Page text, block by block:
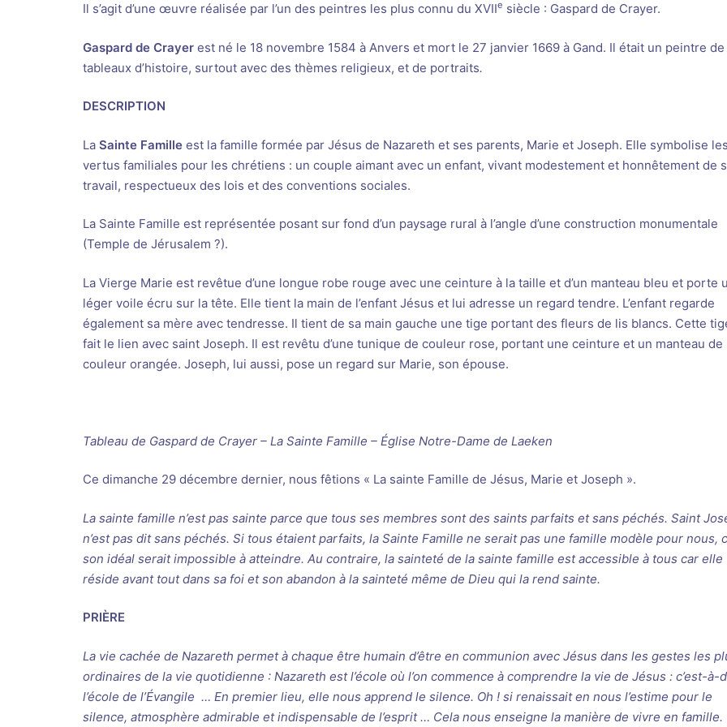
Il s’agit d’une œuvre réalisée par l’un des peintres les plus connu du XVIIe siècle : Gaspard de Crayer.
Gaspard de Crayer est né le 18 novembre 1584 à Anvers et mort le 27 janvier 1669 à Gand. Il était un peintre de
tableaux d’histoire, surtout avec des thèmes religieux, et de portraits.
DESCRIPTION
La Sainte Famille est la famille formée par Jésus de Nazareth et ses parents, Marie et Joseph. Elle symbolise les
vertus familiales pour les chrétiens : un couple aimant avec un enfant, vivant modestement et honnêtement de
travail, respectueux des lois et des conventions sociales.
La Sainte Famille est représentée posant sur fond d’un paysage rural à l’angle d’une construction monumentale
(Temple de Jérusalem ?).
La Vierge Marie est revêtue d’une longue robe rouge avec une ceinture à la taille et d’un manteau bleu et porte
léger voile écru sur la tête. Elle tient la main de l’enfant Jésus et lui adresse un regard tendre. L’enfant regarde
également sa mère avec tendresse. Il tient de sa main gauche une tige portant des fleurs de lis blancs. Cette
fait le lien avec saint Joseph. Il est revêtu d’une tunique de couleur rose, portant une ceinture et un manteau de
couleur orangée. Joseph, lui aussi, pose un regard sur Marie, son épouse.
Tableau de Gaspard de Crayer – La Sainte Famille – Église Notre-Dame de Laeken
Ce dimanche 29 décembre dernier, nous fêtions « La sainte Famille de Jésus, Marie et Joseph ».
La sainte famille n’est pas sainte parce que tous ses membres sont des saints parfaits et sans péchés. Saint
n’est pas dit sans péchés. Si tous étaient parfaits, la Sainte Famille ne serait pas une famille modèle pour nous,
son idéal serait impossible à atteindre. Au contraire, la sainteté de la sainte famille est accessible à tous car elle
réside avant tout dans sa foi et son abandon à la sainteté même de Dieu qui la rend sainte.
PRIÈRE
La vie cachée de Nazareth permet à chaque être humain d’être en communion avec Jésus dans les gestes les
ordinaires de la vie quotidienne : Nazareth est l’école où l’on commence à comprendre la vie de Jésus : c’est-à-
l’école de l’Évangile … En premier lieu, elle nous apprend le silence. Oh ! si renaissait en nous l’estime pour le
silence, atmosphère admirable et indispensable de l’esprit … Cela nous enseigne la manière de vivre en famille.